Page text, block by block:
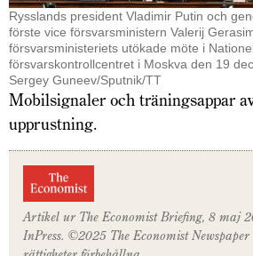
Rysslands president Vladimir Putin och
förste vice försvarsministern Valerij
försvarsministeriets utökade möte i
försvarskontrollcentret i Moskva den 19
Sergey Guneev/Sputnik/TT
Mobilsignaler och träningsappar
upprustning.
Artikel ur The Economist Briefing, 8 maj
InPress. ©2025 The Economist